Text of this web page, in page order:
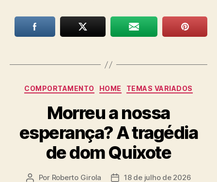
Categorias
COMPORTAMENTO HOME TEMAS VARIADOS
Morreu a nossa
esperança? A tragédia
de dom Quixote
Autor
Por Roberto Girola
Data18 de julho de 2026